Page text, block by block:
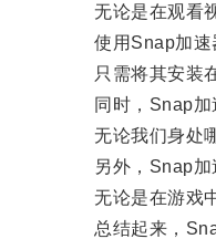
无论是在观看视
使用Snap加速
只需将其安装在
同时，Snap加速
无论我们身处哪
另外，Snap加速
无论是在游戏中
总结起来，Snap